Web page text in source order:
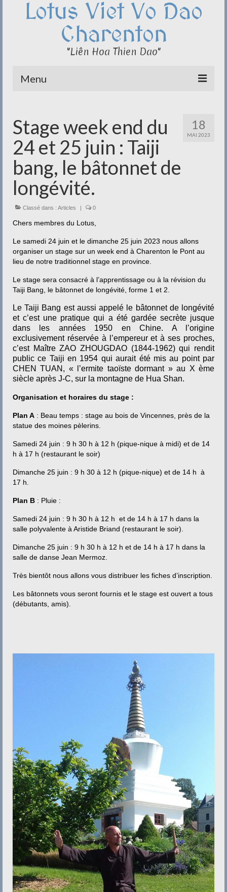
Lotus Viet Vo Dao
Charenton
"Liên Hoa Thien Dao"
Menu
Qi Cong – Taï Chi
Disciplines
Méditation
Documentation
Liens
18
MAI 2023
Stage week end du
24 et 25 juin : Taiji
bang, le bâtonnet de
longévité.
Classé dans : Articles | 0
Chers membres du Lotus,
Le samedi 24 juin et le dimanche 25 juin 2023 nous allons
organiser un stage sur un week end à Charenton le Pont au
lieu de notre traditionnel stage en province.
Le stage sera consacré à l’apprentissage ou à la révision du
Taiji Bang, le bâtonnet de longévité, forme 1 et 2.
Le Taiji Bang est aussi appelé le bâtonnet de longévité
et c’est une pratique qui a été gardée secrète jusque
dans les années 1950 en Chine. A l’origine
exclusivement réservée à l’empereur et à ses proches,
c’est Maître ZAO ZHOUGDAO (1844-1962) qui rendit
public ce Taiji en 1954 qui aurait été mis au point par
CHEN TUAN, « l’ermite taoïste dormant » au X ème
siècle après J-C, sur la montagne de Hua Shan.
Organisation et horaires du stage :
Plan A : Beau temps : stage au bois de Vincennes, près de la
statue des moines pèlerins.
Samedi 24 juin : 9 h 30 h à 12 h (pique-nique à midi) et de 14
h à 17 h (restaurant le soir)
Dimanche 25 juin : 9 h 30 à 12 h (pique-nique) et de 14 h à
17 h.
Plan B : Pluie :
Samedi 24 juin : 9 h 30 h à 12 h et de 14 h à 17 h dans la
salle polyvalente à Aristide Briand (restaurant le soir).
Dimanche 25 juin : 9 h 30 h à 12 h et de 14 h à 17 h dans la
salle de danse Jean Mermoz.
Très bientôt nous allons vous distribuer les fiches d’inscription.
Les bâtonnets vous seront fournis et le stage est ouvert a tous
(débutants, amis).